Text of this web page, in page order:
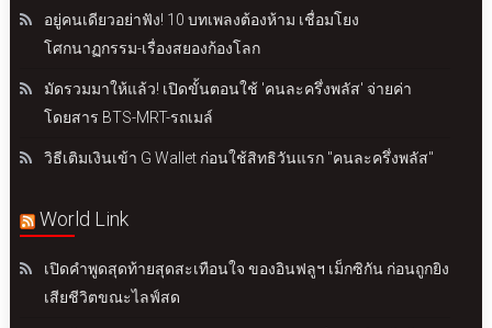
อยู่คนเดียวอย่าฟัง! 10 บทเพลงต้องห้าม เชื่อมโยง
โศกนาฏกรรม-เรื่องสยองก้องโลก
มัดรวมมาให้แล้ว! เปิดขั้นตอนใช้ 'คนละครึ่งพลัส' จ่ายค่า
โดยสาร BTS-MRT-รถเมล์
วิธีเติมเงินเข้า G Wallet ก่อนใช้สิทธิวันแรก "คนละครึ่งพลัส"
World Link
เปิดคำพูดสุดท้ายสุดสะเทือนใจ ของอินฟลูฯ เม็กซิกัน ก่อนถูกยิง
เสียชีวิตขณะไลฟ์สด